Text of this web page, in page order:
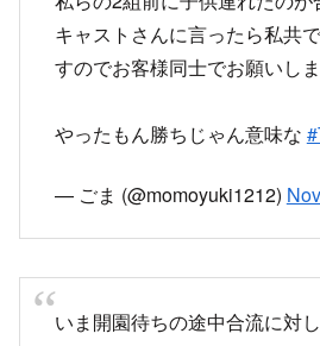
— ごま (@momoyuki1212)
いま開園待ちの途中合流に対
トイレから帰ってくる人は場
電話かけながら列見てキョロ
て途中合流以外の何者でもな